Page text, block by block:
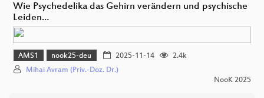
Wie Psychedelika das Gehirn verändern und psychische
Leiden…
AMS1 nook25-deu 2025-11-14
2.4k
Mihai Avram (Priv.-Doz. Dr.)
NooK 2025